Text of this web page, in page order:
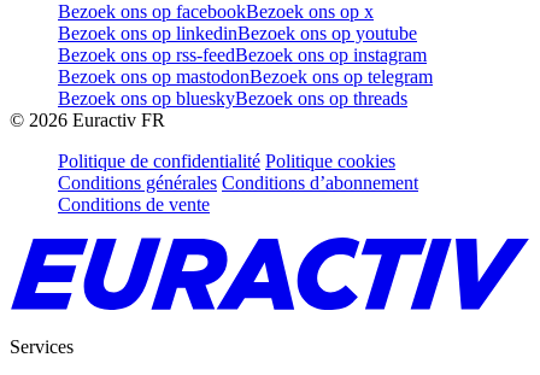
Bezoek ons op facebookBezoek ons op x
Bezoek ons op linkedinBezoek ons op youtube
Bezoek ons op rss-feedBezoek ons op instagram
Bezoek ons op mastodonBezoek ons op telegram
Bezoek ons op blueskyBezoek ons op threads
© 2026 Euractiv FR
Politique de confidentialité Politique cookies
Conditions générales Conditions d’abonnement
Conditions de vente
Services